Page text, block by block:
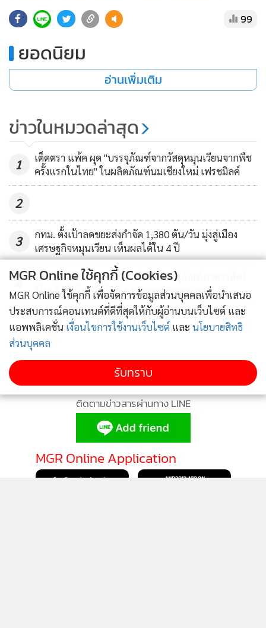
ทั้งนี้ เมื่อเดือนสิงหาคม 2563 กรอ. ได้ร่วมกับหน่วยงานจากภาค
รัฐ ภาควิชาชีพ ภาคอุตสาหกรรม และภาคการศึกษา จาก 5
การความร่วมมือในการจัดการด้านการเปลี่ยนแปลงสภาพภูมิ
อากาศ เพื่อผลักดันให้ประเทศไทยบรรลุเป้าหมายการลดก๊าซ
เรือนกระจก สาขากระบวนการทางอุตสาหกรรมและการใช้
ภายในปี พ.ศ. 2565 ซึ่งภาคีร่วมดำเนินการสามารถบรรลุเป้า
หมายดังกล่าวแล้ว เมื่อสิ้นปี พ.ศ. 2564 ที่ผ่านมา
ภาควิชาชีพ ภาคอุตสาหกรรม และภาคการศึกษา จาก 6
2023’ ในครั้งนี้ มีความสำคัญและจะเป็นประโยชน์อย่างยิ่ง ที่จะ
ช่วยให้เกิดการลดก๊าซเรือนกระจกอย่างเป็นรูปธรรม ควบคู่ไปกับ
การพัฒนานวัตกรรมการผลิตใหม่ ๆ โดยใช้ทรัพยากรหมุนเวียน
อย่างมีประสิทธิภาพ รวมทั้งจะช่วยสนับสนุนภารกิจของ กรอ. ใน
การขับเคลื่อนการดำเนินงานตามแผนปฏิบัติการลดก๊าซเรือน
กระจก สาขากระบวนการอุตสาหกรรมและการใช้ผลิตภัณฑ์
นอกจากนี้ ยังสนับสนุนนโยบายของรัฐบาลที่ยกระดับเป้าหมาย
การลดก๊าซเรือนกระจกของประเทศ ที่ร้อยละ 40 ภายในปี พ.ศ.
2573 มุ่งสู่ความเป็นกลางทางคาร์บอน ภายในปี พ.ศ. 2593 และ
ปล่อยก๊าซเรือนกระจกสุทธิเป็นศูนย์ ภายในปี พ.ศ. 2608 ตามที่
นายกรัฐมนตรี พลเอก ประยุทธ์ จันทร์โอชา ได้แสดงเจตนารมณ์
ในการประชุมระดับผู้นำ (World Leaders Summit) ในห้วงการ
ประชุมรัฐภาคีกรอบอนุสัญญาสหประชาชาติว่าด้วยการ
เปลี่ยนแปลงสภาพภูมิอากาศ สมัยที่ 26 (COP 26) ณ เมืองกลาส
โกว์ สหราชอาณาจักร เมื่อเดือนพฤศจิกายน 2564 ที่ผ่านมา
99
ยอดนิยม
อ่านเพิ่มเติม
ข่าวในหมวดล่าสุด
1
เต็ดตรา แพ้ค ผุด "บรรจุภัณฑ์จากวัสดุหมุนเวียนจากพืช
ครั้งแรกในไทย" ในผลิตภัณฑ์นมเชียงใหม่ เฟรชมิลค์
2
3
กทม. ตั้งเป้าลดขยะส่งกำจัด 1,380 ตัน/วัน มุ่งสู่เมือง
เศรษฐกิจหมุนเวียน เห็นผลได้ใน 4 ปี
4
รายแรก!! CPPC x SCGC เปิดตัวบรรจุภัณฑ์อาหารสัตว์
รีไซเคิล ใช้เทคโนโลยี Advanced Recycling
ข่าวอื่นในหมวด
ติดตามข่าวสารผ่านทาง LINE
MGR Online Application
MGR Online ใช้คุกกี้ (Cookies)
MGR Online ใช้คุกกี้ เพื่อจัดการข้อมูลส่วนบุคคลเพื่อนำเสนอ
ประสบการณ์คอนเทนต์ที่ดีที่สุดให้กับผู้อ่านบนเว็บไซต์ และ
แอพพลิเคชั่น เงื่อนไขการใช้งานเว็บไซต์ และ นโยบายสิทธิ
ส่วนบุคคล
รับทราบ